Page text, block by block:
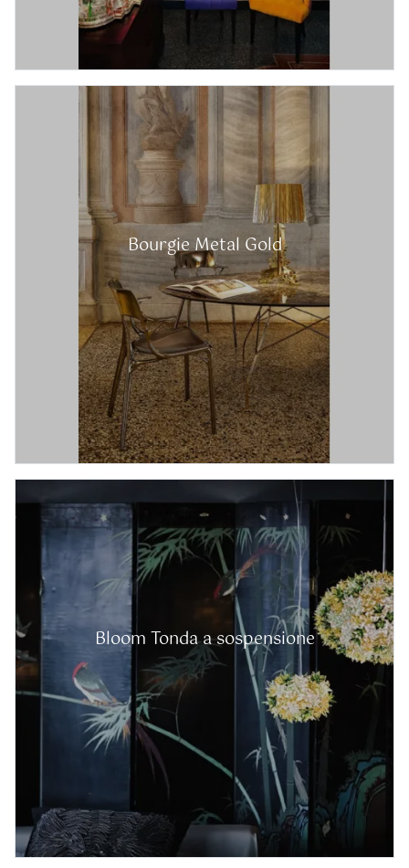
Bourgie Metal Gold
Bloom Tonda a sospensione